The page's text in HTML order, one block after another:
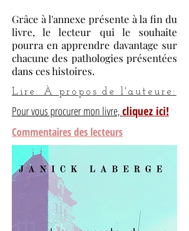
Grâce à l'annexe présente à la fin du
livre, le lecteur qui le souhaite
pourra en apprendre davantage sur
chacune des pathologies présentées
dans ces histoires.
Lire: À propos de l'auteure:
Pour vous procurer mon livre,cliquez ici!
Commentaires des lecteurs